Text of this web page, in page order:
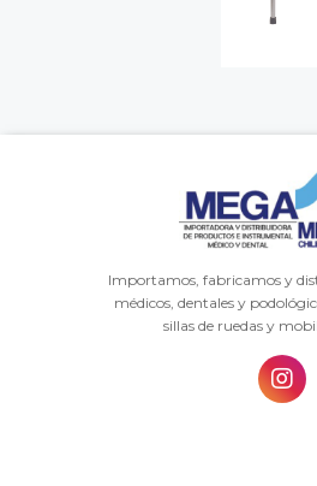
Importamos, fabricamos y
médicos, dentales y
sillas de ruedas y